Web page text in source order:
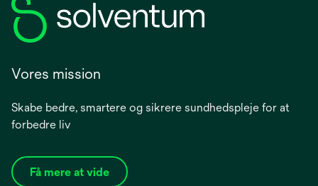
Vores mission
Skabe bedre, smartere og sikrere sundhedspleje for at
forbedre liv
Få mere at vide